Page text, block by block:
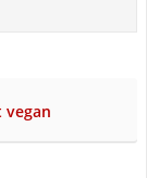
vegan